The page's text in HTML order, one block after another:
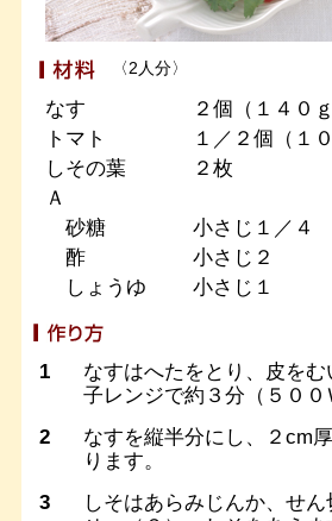
〈2人分〉
なす
２個（１４０ｇ
トマト
１／２個（１
しその葉
２枚
Ａ
砂糖
小さじ１／４
酢
小さじ２
しょうゆ
小さじ１
1
なすはへたをとり、皮を
子レンジで約３分（５０
2
なすを縦半分にし、２cm
ります。
3
しそはあらみじんか、せ